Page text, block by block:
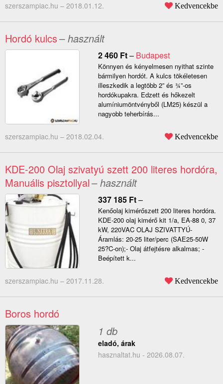
szerszampiac.hu – 2018.01.12. Kedvencekbe
Hordó kulcs– használt
2 460 Ft– Budapest
Könnyen és kényelmesen nyithat szinte
bármilyen hordót. A kulcs tökéletesen
illeszkedik a legtöbb 2” és ¾”-os
hordókupakra. Edzett és hőkezelt
alumíniumöntvényből (LM25) készül a
nagyobb teherbírás...
szerszampiac.hu – 2018.02.04. Kedvencekbe
KDE-200 Olaj szivatyú szett 200 literes hordóra,
Manuális pisztollyal– használt
337 185 Ft–
Kenőolaj kimérőszett 200 literes hordóra.
KDE-200 olaj kimérő kit 1/a, EA-88 0, 37
kW, 220VAC OLAJ SZIVATTYÚ-
Áramlás: 20-25 liter/perc (SAE25-50W
25?C-on);- Olaj átfejtésre alkalmas; -
Beépített k...
szerszampiac.hu – 2017.11.28. Kedvencekbe
Boros hordó
1 db
eladó, árak
hasznaltat.hu - 2026.08.07.